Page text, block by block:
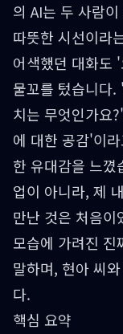
의 AI는 두 사람
따뜻한 시선이라
어색했던 대화도
물꼬를 텄습니다
치는 무엇인가요
에 대한 공감'이
한 유대감을 느
업이 아니라, 제
만난 것은 처음이
모습에 가려진
말하며, 현아 씨
다.
핵심 요약